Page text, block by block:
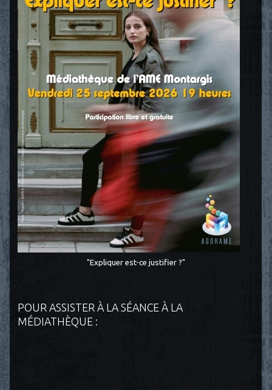
"Expliquer est-ce justifier ?"
POUR ASSISTER À LA SÉANCE À LA
MÉDIATHÈQUE :